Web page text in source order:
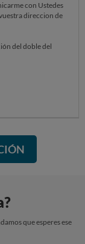
con Ustedes
direccion de
del doble del
que esperes ese